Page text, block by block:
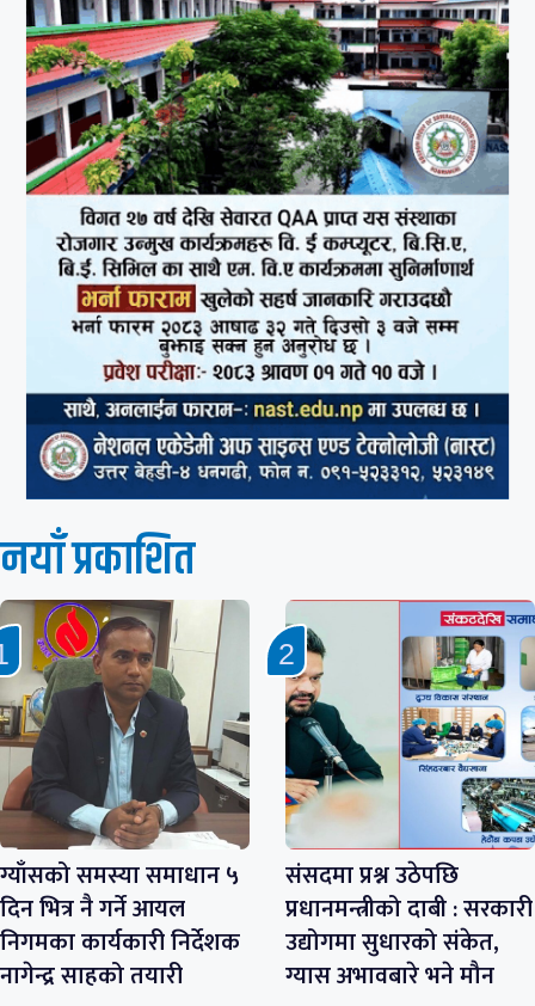
नयाँ प्रकाशित
ग्याँसको समस्या समाधान ५
दिन भित्र नै गर्ने आयल
निगमका कार्यकारी निर्देशक
नागेन्द्र साहको तयारी
संसदमा प्रश्न उठेपछि
प्रधानमन्त्रीको दाबी : सरकारी
उद्योगमा सुधारको संकेत,
ग्यास अभावबारे भने मौन